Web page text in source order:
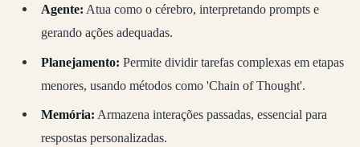
Agente: Atua como o cérebro, interpretando prompts e
gerando ações adequadas.
Planejamento: Permite dividir tarefas complexas em etapas
menores, usando métodos como 'Chain of Thought'.
Memória: Armazena interações passadas, essencial para
respostas personalizadas.